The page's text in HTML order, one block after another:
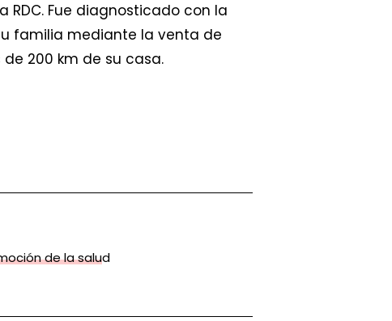
RDC. Fue diagnosticado con la
familia mediante la venta de
200 km de su casa.
de la salud